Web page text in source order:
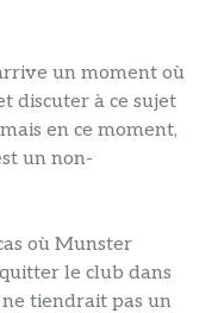
un moment où
discuter à ce sujet
en ce moment,
un non-
où Munster
le club dans
tiendrait pas un